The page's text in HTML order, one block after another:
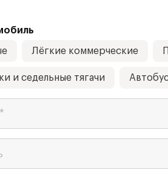
Лёгкие коммерческие
и седельные тягачи